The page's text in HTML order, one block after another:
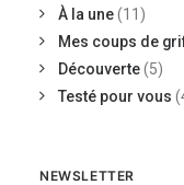
À la une(11)
Mes coups de
Découverte(5)
Testé pour vous
NEWSLETTER